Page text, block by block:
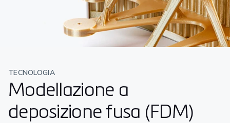
TECNOLOGIA
Modellazione a
deposizione fusa (FDM)